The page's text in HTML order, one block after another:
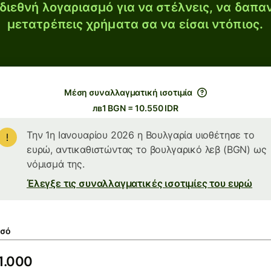
λογαριασμό για να στέλνεις, να
μετατρέπεις χρήματα σα να είσαι ντόπιος.
Μέση συναλλαγματική ισοτιμία
лв1 BGN = 10.550 IDR
Την 1η Ιανουαρίου 2026 η Βουλγαρία υιοθέτησε το
ευρώ, αντικαθιστώντας το βουλγαρικό λεβ (BGN) ως
νόμισμά της.
Έλεγξε τις συναλλαγματικές ισοτιμίες του ευρώ